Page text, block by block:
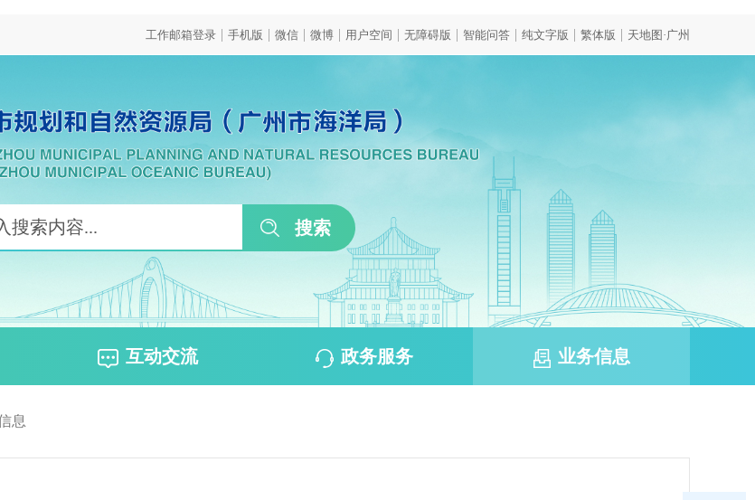
工作邮箱登录 | 手机版 | 微信 | 微博 | 用户空间 | 无障碍版 | 智能问答 | 纯文字版 | 繁体版 | 天地图·广州
互动交流 政务服务 业务信息
息